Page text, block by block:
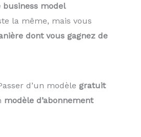
business model
la même, mais vous
dont vous gagnez de
d’un modèle gratuit
modèle d’abonnement